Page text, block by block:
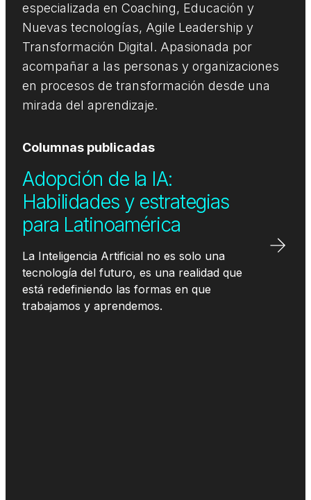
especializada en Coaching, Educación y
Nuevas tecnologías, Agile Leadership y
Transformación Digital. Apasionada por
acompañar a las personas y organizaciones
en procesos de transformación desde una
mirada del aprendizaje.
Columnas publicadas
Adopción de la IA:
Habilidades y estrategias
para Latinoamérica
La Inteligencia Artificial no es solo una
tecnología del futuro, es una realidad que
está redefiniendo las formas en que
trabajamos y aprendemos.